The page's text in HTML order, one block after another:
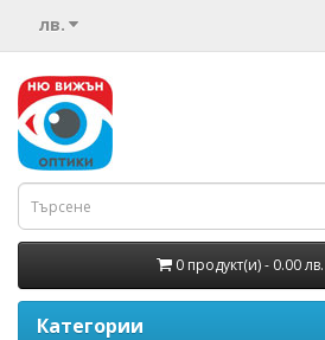
лв.
0 продукт(и) - 0.00 лв.
Категории